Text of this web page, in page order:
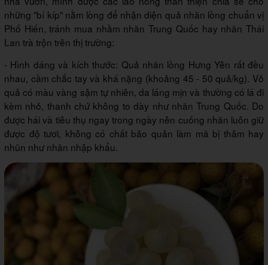
những "bí kíp" nằm lòng để nhận diện quả nhãn lồng chuẩn vị
Phố Hiến, tránh mua nhầm nhãn Trung Quốc hay nhãn Thái
Lan trà trộn trên thị trường:
- Hình dáng và kích thước: Quả nhãn lồng Hưng Yên rất đều
nhau, cầm chắc tay và khá nặng (khoảng 45 - 50 quả/kg). Vỏ
quả có màu vàng sậm tự nhiên, da láng mịn và thường có lá đi
kèm nhỏ, thanh chứ không to dày như nhãn Trung Quốc. Do
được hái và tiêu thụ ngay trong ngày nên cuống nhãn luôn giữ
được độ tươi, không có chất bảo quản làm mã bị thâm hay
nhũn như nhãn nhập khẩu.